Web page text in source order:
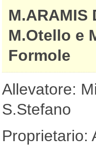
M.ARAMIS
M.Otello e
Formole
Allevatore:
S.Stefano
Proprietario: